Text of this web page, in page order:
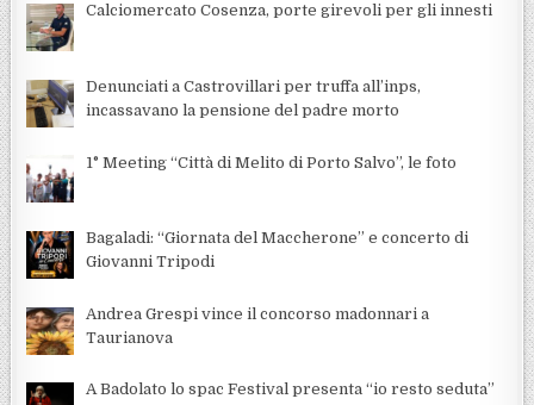
Calciomercato Cosenza, porte girevoli per gli innesti
Denunciati a Castrovillari per truffa all’inps,
incassavano la pensione del padre morto
1° Meeting “Città di Melito di Porto Salvo”, le foto
Bagaladi: “Giornata del Maccherone” e concerto di
Giovanni Tripodi
Andrea Grespi vince il concorso madonnari a
Taurianova
A Badolato lo spac Festival presenta “io resto seduta”